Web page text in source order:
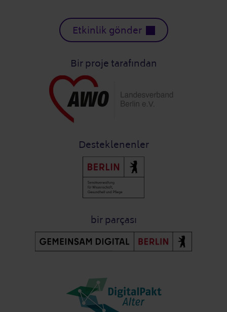
Etkinlik gönder
Bir proje tarafından
Desteklenenler
bir parçası